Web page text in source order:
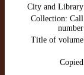
City and Library
Collection: Call
number
Title of volume
Copied